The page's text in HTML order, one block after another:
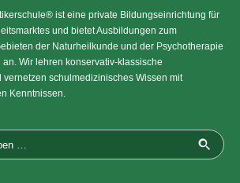
ist eine private Bildungseinrichtung für
und bietet Ausbildungen zum
der Naturheilkunde und der Psychotherapie
Wir lehren konservativ-klassische
vernetzen schulmedizinisches Wissen mit
Kenntnissen.